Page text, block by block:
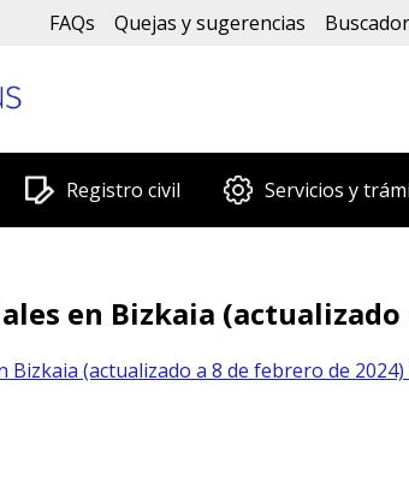
FAQs Quejas y sugerencias
Registro civil Servicios y
en Bizkaia
Bizkaia (actualizado a 8 de febrero de 2024)